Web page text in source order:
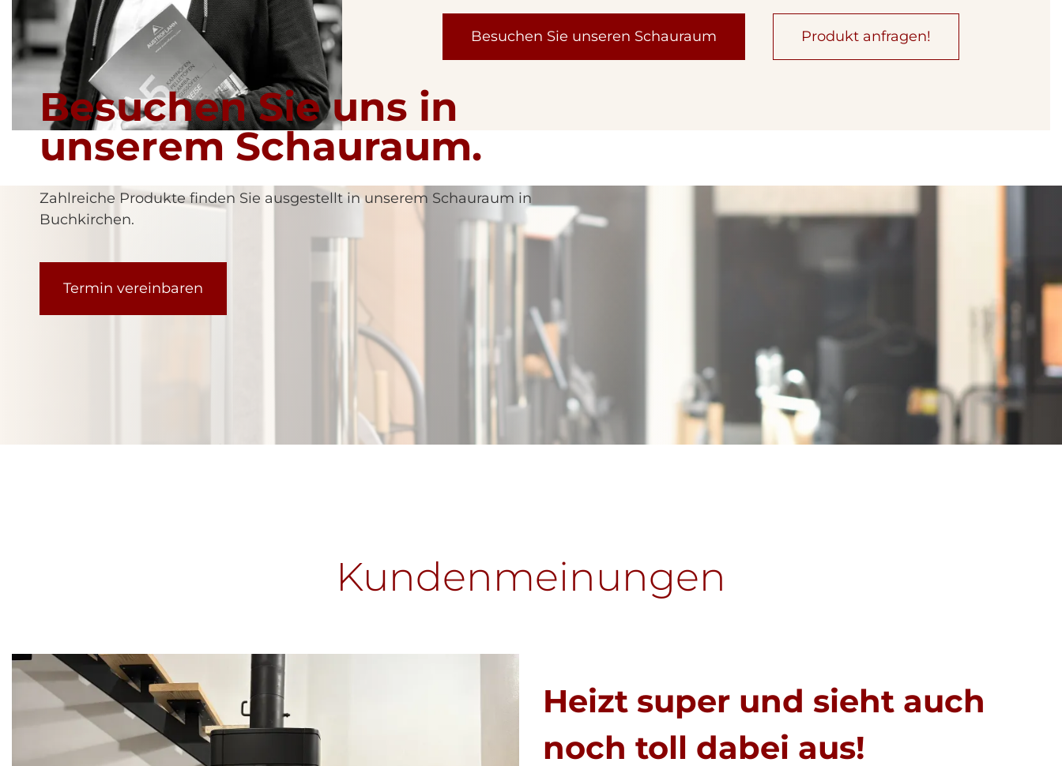
Besuchen Sie unseren Schauraum Produkt anfragen!
Besuchen Sie uns in
unserem Schauraum.
Zahlreiche Produkte finden Sie ausgestellt in unserem Schauraum in
Buchkirchen.
Termin vereinbaren
Kundenmeinungen
Heizt super und sieht auch
noch toll dabei aus!